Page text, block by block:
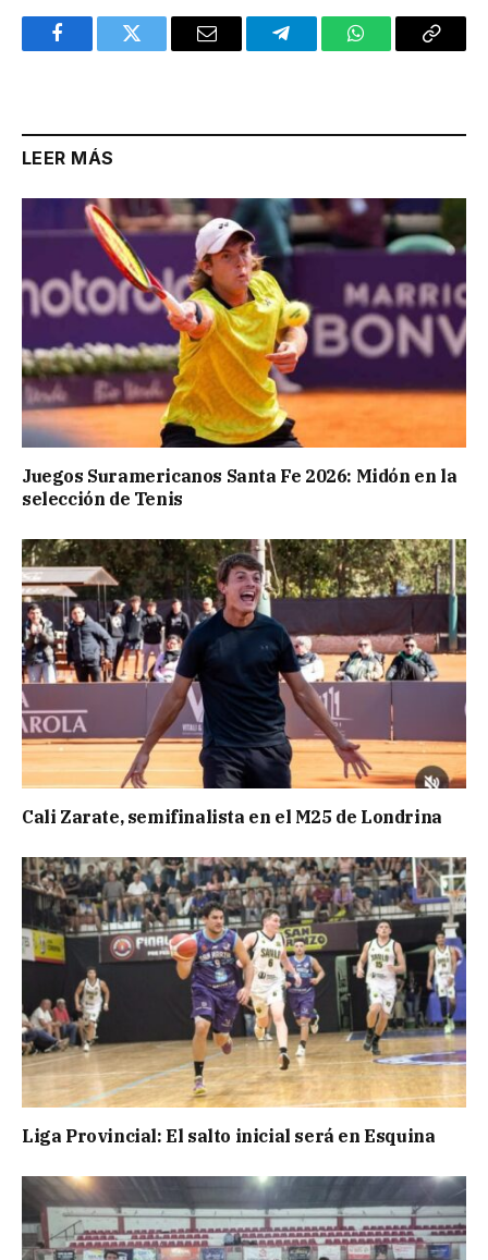
FacebookTwitter Email TelegramWhatsAppCopy
LEER MÁS
Juegos Suramericanos Santa Fe 2026: Midón en la
selección de Tenis
Cali Zarate, semifinalista en el M25 de Londrina
Liga Provincial: El salto inicial será en Esquina